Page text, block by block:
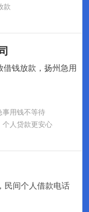
款
钱放款，扬州急用
事用钱不等待
人贷款更安心
民间个人借款电话